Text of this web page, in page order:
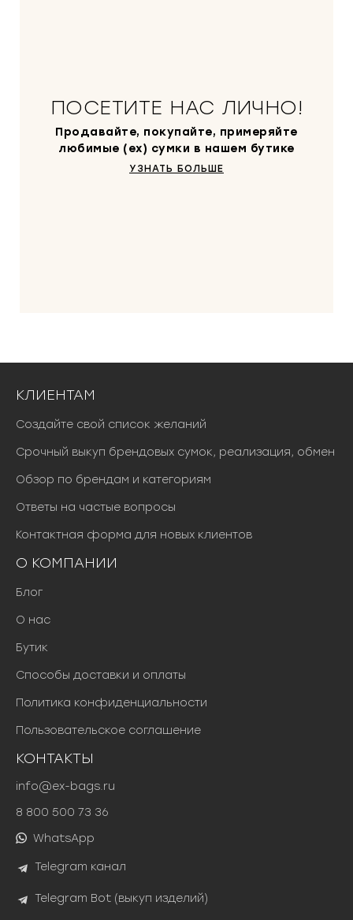
ПОСЕТИТЕ НАС ЛИЧНО!
Продавайте, покупайте, примеряйте
любимые (ex) сумки в нашем бутике
УЗНАТЬ БОЛЬШЕ
КЛИЕНТАМ
Создайте свой список желаний
Срочный выкуп брендовых сумок, реализация, обмен
Обзор по брендам и категориям
Ответы на частые вопросы
Контактная форма для новых клиентов
О КОМПАНИИ
Блог
О нас
Бутик
Способы доставки и оплаты
Политика конфиденциальности
Пользовательское соглашение
КОНТАКТЫ
info@ex-bags.ru
8 800 500 73 36
WhatsApp
Telegram канал
Telegram Bot (выкуп изделий)